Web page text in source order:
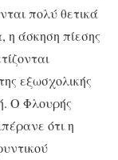
πολύ θετικά
η άσκηση πίεσης
εξωσχολικής
Ο Φλουρής
ότι η